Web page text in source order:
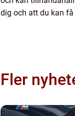
dig och att du kan
Fler